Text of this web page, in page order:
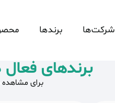
شرکت‌ها برندها
برندهای
برای